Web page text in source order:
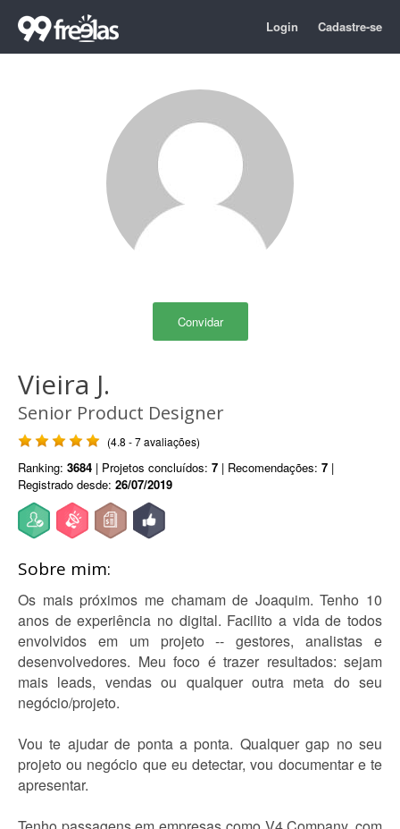
Login Cadastre-se
Convidar
Vieira J.
Senior Product Designer
(4.8 - 7 avaliações)
Ranking: 3684 | Projetos concluídos: 7 | Recomendações: 7 |
Registrado desde: 26/07/2019
Sobre mim:
Os mais próximos me chamam de Joaquim. Tenho 10
anos de experiência no digital. Facilito a vida de todos
envolvidos em um projeto -- gestores, analistas e
desenvolvedores. Meu foco é trazer resultados: sejam
mais leads, vendas ou qualquer outra meta do seu
negócio/projeto.
Vou te ajudar de ponta a ponta. Qualquer gap no seu
projeto ou negócio que eu detectar, vou documentar e te
apresentar.